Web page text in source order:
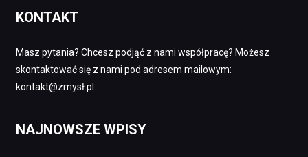
KONTAKT
Masz pytania? Chcesz podjąć z nami współpracę? Możesz
skontaktować się z nami pod adresem mailowym:
kontakt@zmysł.pl
NAJNOWSZE WPISY